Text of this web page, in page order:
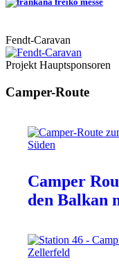
Fendt-Caravan
Projekt Hauptsponsoren
Camper-Route
Camper
den Balkan